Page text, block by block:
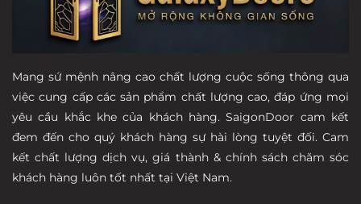
Mang sứ mệnh nâng cao chất lượng cuộc sống thông qua
việc cung cấp các sản phẩm chất lượng cao, đáp ứng mọi
yêu cầu khắc khe của khách hàng. SaigonDoor cam kết
đem đến cho quý khách hàng sự hài lòng tuyệt đối. Cam
kết chất lượng dịch vụ, giá thành & chính sách chăm sóc
khách hàng luôn tốt nhất tại Việt Nam.